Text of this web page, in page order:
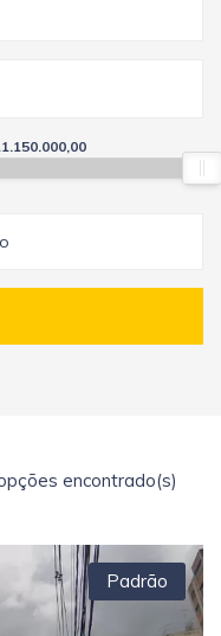
encontrado(s)
Padrão